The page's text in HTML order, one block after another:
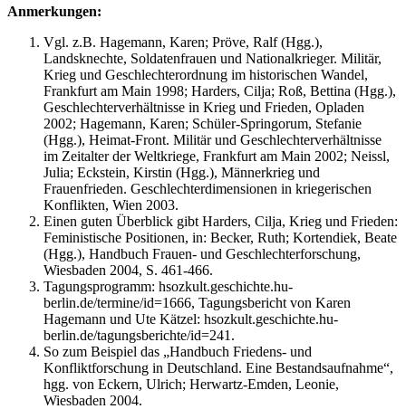
Anmerkungen:
Vgl. z.B. Hagemann, Karen; Pröve, Ralf (Hgg.),
Landsknechte, Soldatenfrauen und Nationalkrieger. Militär,
Krieg und Geschlechterordnung im historischen Wandel,
Frankfurt am Main 1998; Harders, Cilja; Roß, Bettina (Hgg.),
Geschlechterverhältnisse in Krieg und Frieden, Opladen
2002; Hagemann, Karen; Schüler-Springorum, Stefanie
(Hgg.), Heimat-Front. Militär und Geschlechterverhältnisse
im Zeitalter der Weltkriege, Frankfurt am Main 2002; Neissl,
Julia; Eckstein, Kirstin (Hgg.), Männerkrieg und
Frauenfrieden. Geschlechterdimensionen in kriegerischen
Konflikten, Wien 2003.
Einen guten Überblick gibt Harders, Cilja, Krieg und Frieden:
Feministische Positionen, in: Becker, Ruth; Kortendiek, Beate
(Hgg.), Handbuch Frauen- und Geschlechterforschung,
Wiesbaden 2004, S. 461-466.
Tagungsprogramm: hsozkult.geschichte.hu-
berlin.de/termine/id=1666, Tagungsbericht von Karen
Hagemann und Ute Kätzel: hsozkult.geschichte.hu-
berlin.de/tagungsberichte/id=241.
So zum Beispiel das „Handbuch Friedens- und
Konfliktforschung in Deutschland. Eine Bestandsaufnahme“,
hgg. von Eckern, Ulrich; Herwartz-Emden, Leonie,
Wiesbaden 2004.